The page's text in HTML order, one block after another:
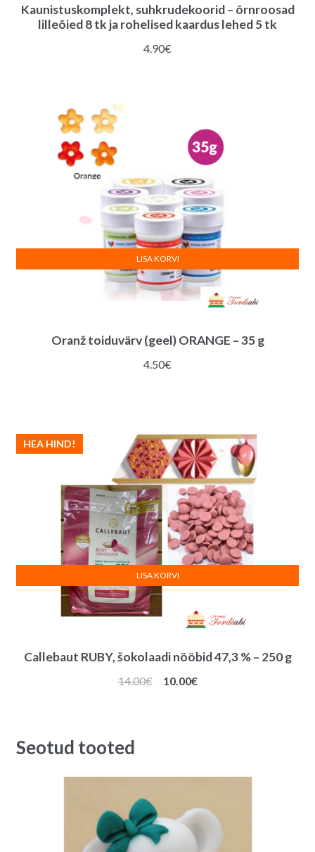
Kaunistuskomplekt, suhkrudekoorid – õrnroosad
lilleõied 8 tk ja rohelised kaardus lehed 5 tk
4.90€
Oranž toiduvärv (geel) ORANGE – 35 g
4.50€
LISA KORVI
Callebaut RUBY, šokolaadi nööbid 47,3 % – 250 g
HEA HIND!
14.00€
Algne
10.00€Praegune
LISA KORVI
Seotud tooted